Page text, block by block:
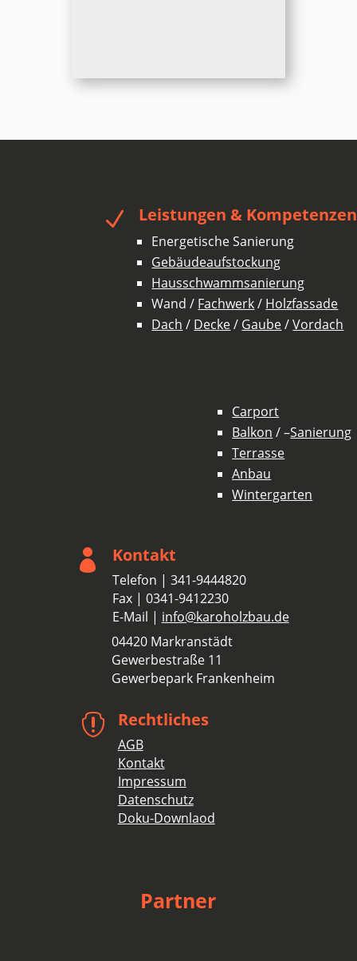
N Leistungen & Kompetenzen
Energetische Sanierung
Gebäudeaufstockung
Hausschwammsanierung
Wand / Fachwerk/ Holzfassade
Dach / Decke/ Gaube/Vordach
Carport
Balkon / –Sanierung
Terrasse
Anbau
Wintergarten
 Kontakt
Telefon | 341-9444820
Fax | 0341-9412230
E-Mail | info@karoholzbau.de
04420 Markranstädt
Gewerbestraße 11
Gewerbepark Frankenheim
 Rechtliches
AGB
Kontakt
Impressum
Datenschutz
Doku-Downlaod
Partner